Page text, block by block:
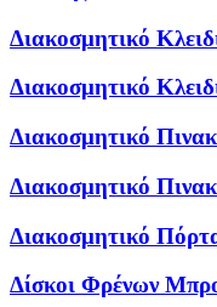
Διακοσμητικό
Διακοσμητικό
Διακοσμητικό
Διακοσμητικό
Διακοσμητικό
Δίσκοι Φρένων